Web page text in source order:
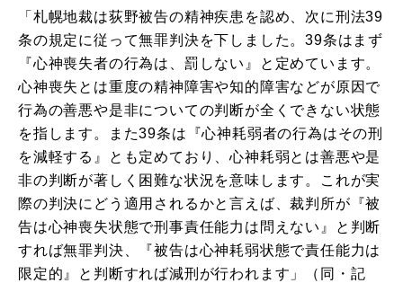
「札幌地裁は荻野被告の精神疾患を認め、次に刑法39
条の規定に従って無罪判決を下しました。39条はまず
『心神喪失者の行為は、罰しない』と定めています。
心神喪失とは重度の精神障害や知的障害などが原因で
行為の善悪や是非についての判断が全くできない状態
を指します。また39条は『心神耗弱者の行為はその刑
を減軽する』とも定めており、心神耗弱とは善悪や是
非の判断が著しく困難な状況を意味します。これが実
際の判決にどう適用されるかと言えば、裁判所が『被
告は心神喪失状態で刑事責任能力は問えない』と判断
すれば無罪判決、『被告は心神耗弱状態で責任能力は
限定的』と判断すれば減刑が行われます」（同・記